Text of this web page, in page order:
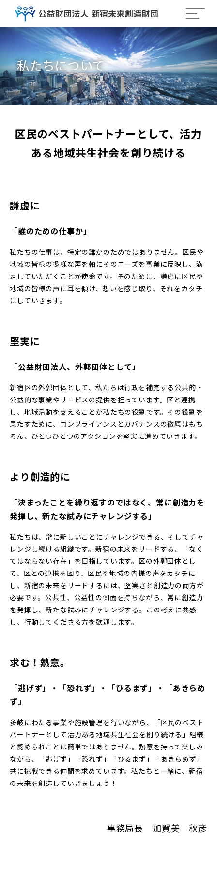
私たちについて
区民のベストパートナーとして、活力
ある地域共生社会を創り続ける
謙虚に
「誰のための仕事か」
私たちの仕事は、特定の誰かのためではありません。区民や
地域の皆様の多様な声を軸にそのニーズを事業に反映し、満
足していただくことが使命です。そのために、謙虚に区民や
地域の皆様の声に耳を傾け、想いを感じ取り、それをカタチ
にしていきます。
堅実に
「公益財団法人、外郭団体として」
新宿区の外郭団体として、私たちは行政を補完する公共的・
公益的な事業やサービスの提供を担っています。区と連携
し、地域活動を支えることが私たちの役割です。その役割を
果たすために、コンプライアンスとガバナンスの徹底はもち
ろん、ひとつひとつのアクションを堅実に進めていきます。
より創造的に
「決まったことを繰り返すのではなく、常に創造力を
発揮し、新たな試みにチャレンジする」
私たちは、常に新しいことにチャレンジできる、そしてチャ
レンジし続ける組織です。新宿の未来をリードする、「なく
てはならない存在」を目指しています。区の外郭団体とし
て、区との連携を図り、区民や地域の皆様の声をカタチに
し、新宿の未来をリードするには、堅実さと創造力の両方が
必要です。公共性、公益性の側面を持ちながら、常に創造力
を発揮し、新たな試みにチャレンジする。この考えに共感
し、行動してくださる方を歓迎します。
求む！熱意。
「逃げず」・「恐れず」・「ひるまず」・「あきらめ
ず」
多岐にわたる事業や施設管理を行いながら、「区民のベスト
パートナーとして活力ある地域共生社会を創り続ける」組織
と認められことは簡単ではありません。熱意を持って楽しみ
ながら、「逃げず」「恐れず」「ひるまず」「あきらめず」
共に挑戦できる仲間を求めています。私たちと一緒に、新宿
の未来を創造していきましょう！
事務局長 加賀美 秋彦